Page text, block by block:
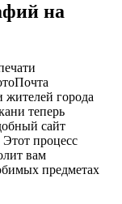
на
жителей города
теперь
сайт
процесс
вам
предметах